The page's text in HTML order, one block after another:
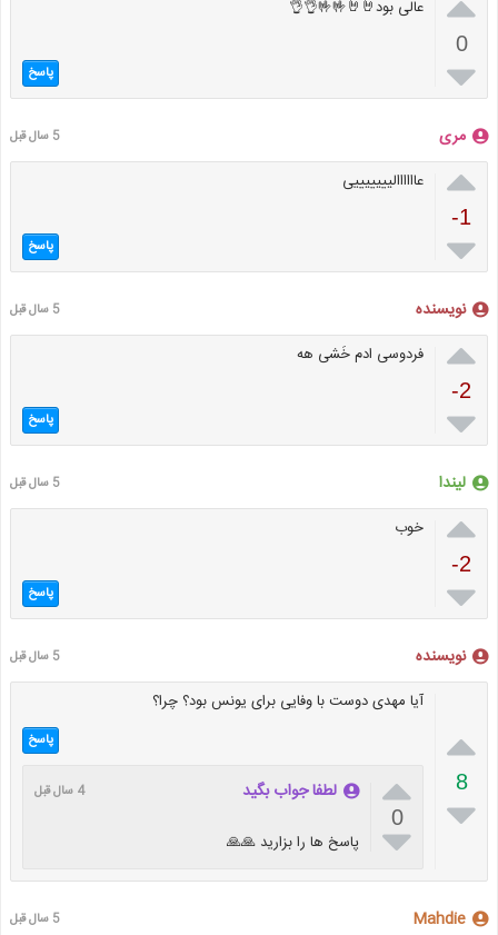
0

عالی بود🤘🤘🤟🤟👌👌
پاسخ
مری 5 سال قبل

-1

عاااااالیییییییی
پاسخ
نویسنده 5 سال قبل

-2

فردوسی ادم خَشی هه
پاسخ
لیندا 5 سال قبل

-2

خوب
پاسخ
نویسنده 5 سال قبل

8

آیا مهدی دوست با وفایی برای یونس بود؟ چرا؟
پاسخ

0

لطفا جواب بگید 4 سال قبل
پاسخ ها را بزارید 🙏🙏
Mahdie 5 سال قبل